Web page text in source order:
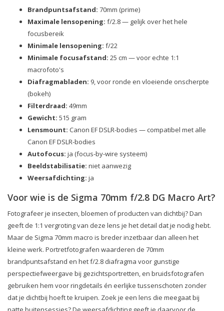
Brandpuntsafstand: 70mm (prime)
Maximale lensopening: f/2.8 — gelijk over het hele
focusbereik
Minimale lensopening: f/22
Minimale focusafstand: 25 cm — voor echte 1:1
macrofoto's
Diafragmabladen: 9, voor ronde en vloeiende onscherpte
(bokeh)
Filterdraad: 49mm
Gewicht: 515 gram
Lensmount: Canon EF DSLR-bodies — compatibel met alle
Canon EF DSLR-bodies
Autofocus: ja (focus-by-wire systeem)
Beeldstabilisatie: niet aanwezig
Weersafdichting: ja
Voor wie is de Sigma 70mm f/2.8 DG Macro Art?
Fotografeer je insecten, bloemen of producten van dichtbij? Dan
geeft de 1:1 vergroting van deze lens je het detail dat je nodig hebt.
Maar de Sigma 70mm macro is breder inzetbaar dan alleen het
kleine werk. Portretfotografen waarderen de 70mm
brandpuntsafstand en het f/2.8 diafragma voor gunstige
perspectiefweergave bij gezichtsportretten, en bruidsfotografen
gebruiken hem voor ringdetails én eerlijke tussenschoten zonder
dat je dichtbij hoeft te kruipen. Zoek je een lens die meegaat bij